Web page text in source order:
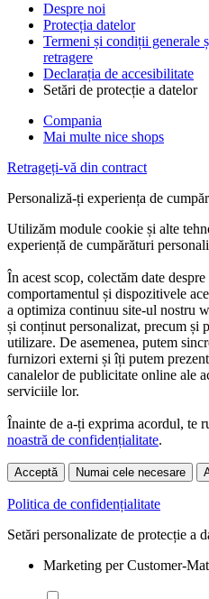
Despre noi
Protecția datelor
Termeni și condiții generale
retragere
Declarația de accesibilitate
Setări de protecție a datelor
Compania
Mai multe nice shops
Retrageți-vă din contract
Personaliză-ți experiența de
Utilizăm module cookie și alte
experiență de cumpărături
În acest scop, colectăm date
comportamentul și dispozitivele
a optimiza continuu site-ul nostru
și conținut personalizat, precum și
utilizare. De asemenea, putem
furnizori externi și îți putem
canalelor de publicitate online ale
serviciile lor.
Înainte de a-ți exprima acordul, te
noastră de confidențialitate.
Acceptă Numai cele necesare
Politica de confidențialitate
Setări personalizate de protecție a
Marketing per Customer-